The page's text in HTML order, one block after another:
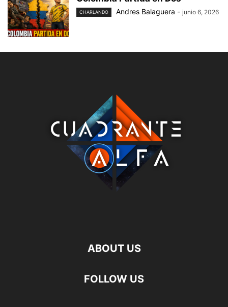
CHARLANDO Andres Balaguera - junio 6, 2026
ABOUT US
FOLLOW US